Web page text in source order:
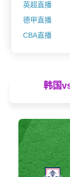
英超直播
德甲直播
CBA直播
韩国